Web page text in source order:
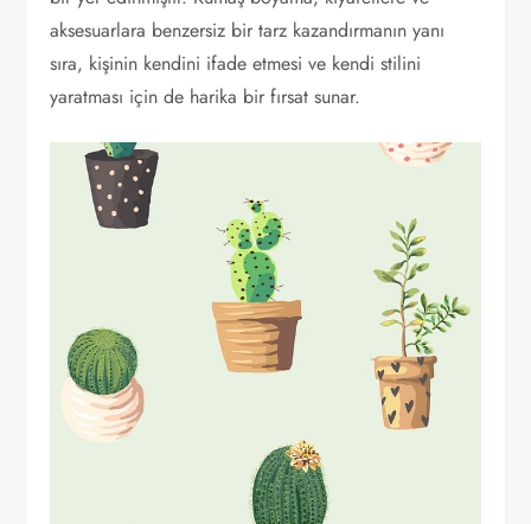
aksesuarlara benzersiz bir tarz kazandırmanın yanı
sıra, kişinin kendini ifade etmesi ve kendi stilini
yaratması için de harika bir fırsat sunar.